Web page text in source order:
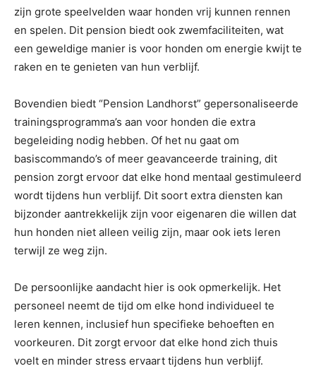
zijn grote speelvelden waar honden vrij kunnen rennen
en spelen. Dit pension biedt ook zwemfaciliteiten, wat
een geweldige manier is voor honden om energie kwijt te
raken en te genieten van hun verblijf.
Bovendien biedt “Pension Landhorst” gepersonaliseerde
trainingsprogramma’s aan voor honden die extra
begeleiding nodig hebben. Of het nu gaat om
basiscommando’s of meer geavanceerde training, dit
pension zorgt ervoor dat elke hond mentaal gestimuleerd
wordt tijdens hun verblijf. Dit soort extra diensten kan
bijzonder aantrekkelijk zijn voor eigenaren die willen dat
hun honden niet alleen veilig zijn, maar ook iets leren
terwijl ze weg zijn.
De persoonlijke aandacht hier is ook opmerkelijk. Het
personeel neemt de tijd om elke hond individueel te
leren kennen, inclusief hun specifieke behoeften en
voorkeuren. Dit zorgt ervoor dat elke hond zich thuis
voelt en minder stress ervaart tijdens hun verblijf.